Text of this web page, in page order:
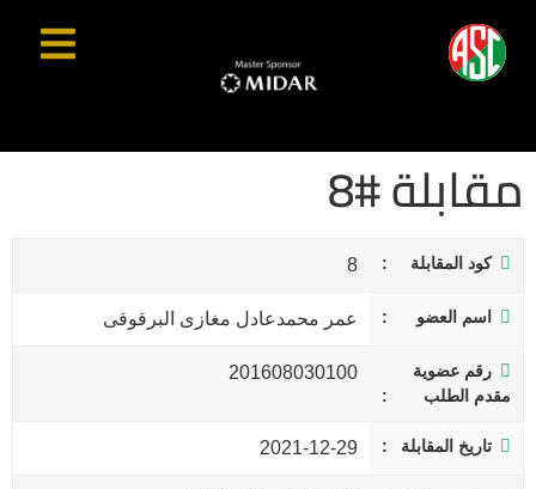
مقابلة #8
كود المقابلة 8
اسم العضو عمر محمدعادل مغازى البرقوقى
رقم عضوية
مقدم الطلب
201608030100
تاريخ المقابلة 2021-12-29